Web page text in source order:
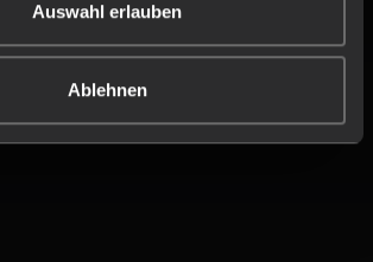
Auswahl erlauben
Ablehnen